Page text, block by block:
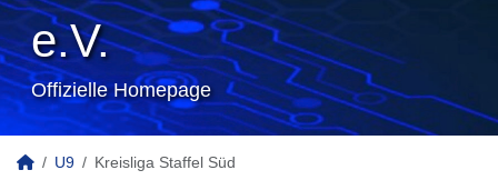
e.V.
Offizielle Homepage
U9 Kreisliga Staffel Süd